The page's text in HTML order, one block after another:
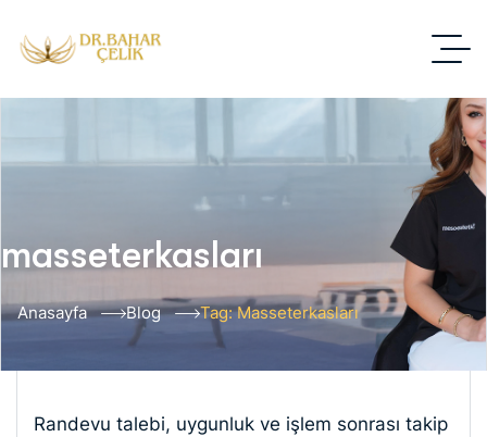
masseterkasları
Anasayfa Blog Tag: Masseterkasları
Randevu talebi, uygunluk ve işlem sonrası takip